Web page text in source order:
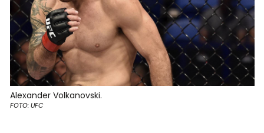
Alexander Volkanovski.
FOTO: UFC